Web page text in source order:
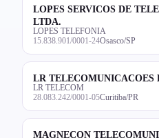
LOPES SERVICOS DE
LTDA.
LOPES TELEFONIA
15.838.901/0001-24Osasco/SP
LR TELECOMUNICACOES
LR TELECOM
28.083.242/0001-05Curitiba/PR
MAGNECON